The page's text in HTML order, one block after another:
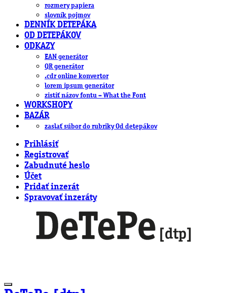
rozmery papiera
slovník pojmov
DENNÍK DETEPÁKA
OD DETEPÁKOV
ODKAZY
EAN generátor
QR generátor
.cdr online konvertor
lorem ipsum generátor
zistiť názov fontu – What the Font
WORKSHOPY
BAZÁR
zaslať súbor do rubriky Od detepákov
Prihlásiť
Registrovať
Zabudnuté heslo
Účet
Pridať inzerát
Spravovať inzeráty